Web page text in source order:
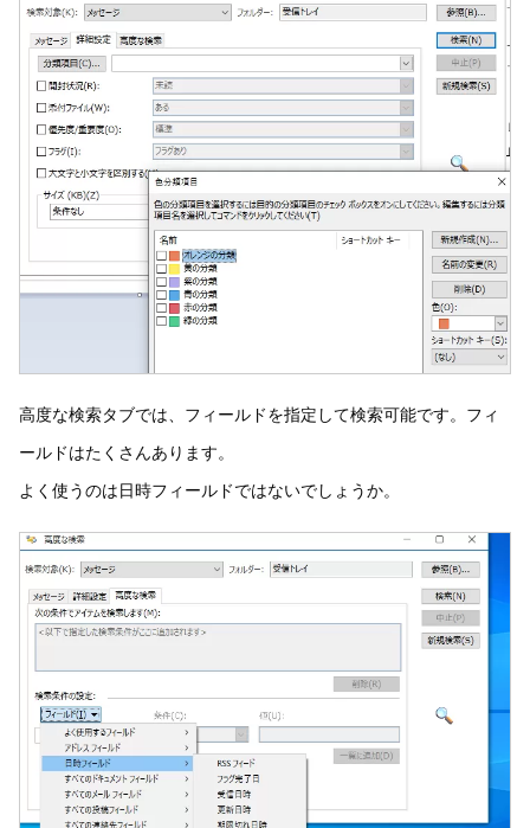
高度な検索タブでは、フィールドを指定して検索可能です。フィ
ールドはたくさんあります。
よく使うのは日時フィールドではないでしょうか。